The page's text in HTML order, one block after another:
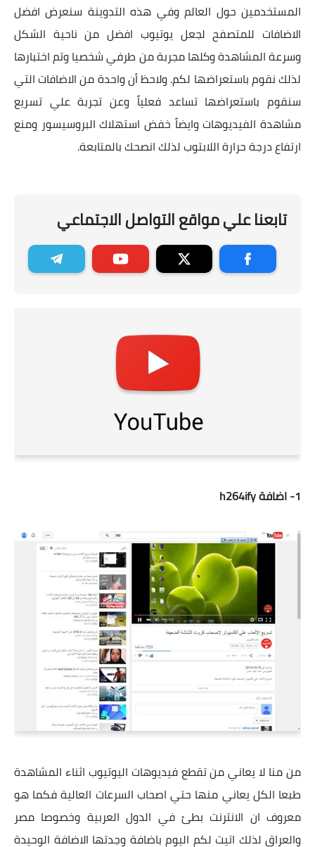
المستخدمين حول العالم وفي هذه التدوينة سنعرض افضل
الاضافات للمتصفح لجعل يوتيوب افضل من ناحية الشكل
وسرعة المشاهدة وكلها مجربة من طرفي شخصيا وتم اختبارها
لذلك نقوم باستعراضها لكم. ولاحظ أن واحدة من الاضافات التي
سنقوم باستعراضها تساعد فعلياً وعن تجربة علي تسريع
مشاهدة الفيديوهات وايضاً خفض استهلاك البروسيسور ومنع
ارتفاع درجة حرارة اللابتوب لذلك انصحك بالمتابعة.
تابعنا علي مواقع التواصل الاجتماعي
1- اضافة h264ify
من منا لا يعاني من تقطع فيديوهات اليوتيوب اثناء المشاهدة
طبعا الكل يعاني منها حتي اصحاب السرعات العالية فكما هو
معروف ان الانترنت بطئ في الدول العربية وخصوصا مصر
والعراق لذلك اتيت لكم اليوم باضافة وجدتها الاضافة الوحيدة